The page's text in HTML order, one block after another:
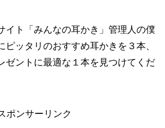
イト「みんなの耳かき」管理人の僕
ピッタリのおすすめ耳かきを３本、
ゼントに最適な１本を見つけてくだ
ポンサーリンク